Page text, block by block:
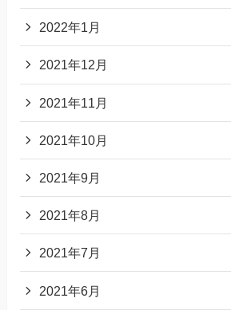
2022年1月
2021年12月
2021年11月
2021年10月
2021年9月
2021年8月
2021年7月
2021年6月